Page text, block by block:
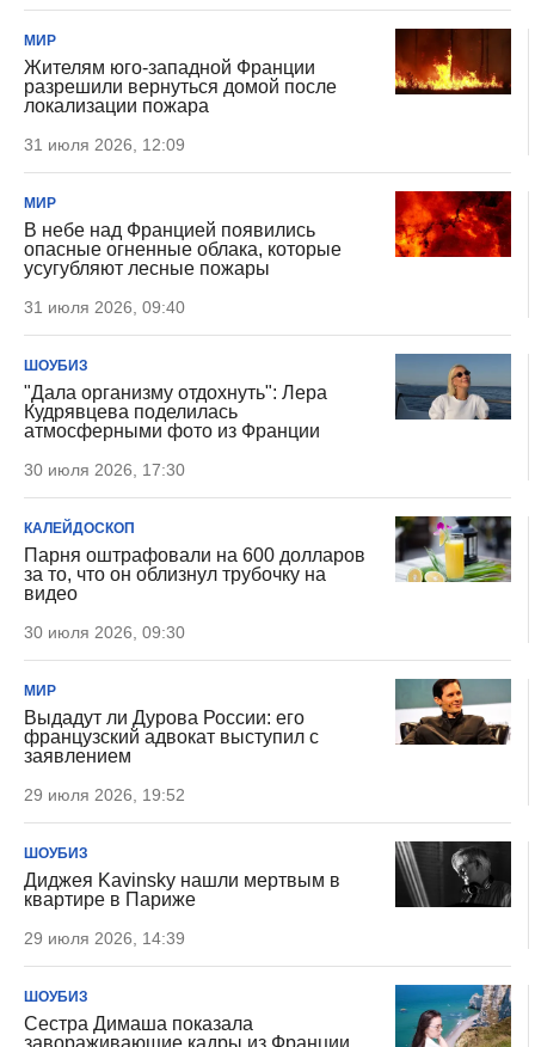
МИР
Жителям юго-западной Франции
разрешили вернуться домой после
локализации пожара
31 июля 2026, 12:09
МИР
В небе над Францией появились
опасные огненные облака, которые
усугубляют лесные пожары
31 июля 2026, 09:40
ШОУБИЗ
"Дала организму отдохнуть": Лера
Кудрявцева поделилась
атмосферными фото из Франции
30 июля 2026, 17:30
КАЛЕЙДОСКОП
Парня оштрафовали на 600 долларов
за то, что он облизнул трубочку на
видео
30 июля 2026, 09:30
МИР
Выдадут ли Дурова России: его
французский адвокат выступил с
заявлением
29 июля 2026, 19:52
ШОУБИЗ
Диджея Kavinsky нашли мертвым в
квартире в Париже
29 июля 2026, 14:39
ШОУБИЗ
Сестра Димаша показала
завораживающие кадры из Франции